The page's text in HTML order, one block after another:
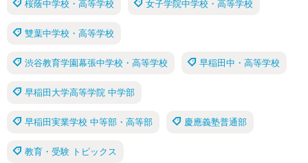
桜蔭中学校・高等学校 女子学院中学校・高等学校
雙葉中学校・高等学校
渋谷教育学園幕張中学校・高等学校 早稲田中・高等学校
早稲田大学高等学院 中学部
早稲田実業学校 中等部・高等部 慶應義塾普通部
教育・受験 トピックス